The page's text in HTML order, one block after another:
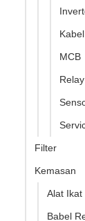
Kabel
MCB
Relay
Filter
Kemasan
Alat Ikat
Babel